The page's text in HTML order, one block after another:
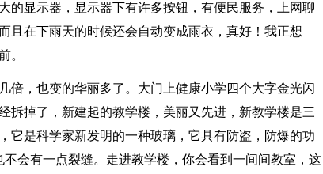
的显示器，显示器下有许多按钮，有便民服务，上网聊
且在下雨天的时候还会自动变成雨衣，真好！我正想
。
倍，也变的华丽多了。大门上健康小学四个大字金光闪
拆掉了，新建起的教学楼，美丽又先进，新教学楼是三
它是科学家新发明的一种玻璃，它具有防盗，防爆的功
会有一点裂缝。走进教学楼，你会看到一间间教室，这